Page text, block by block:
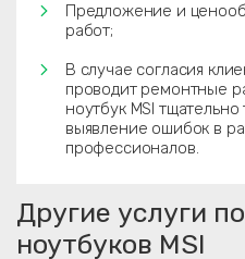
Предложение и
работ;
В случае согласия
проводит ремонтные
ноутбук MSI тщательно
выявление ошибок в
профессионалов.
Другие услуги
ноутбуков MSI